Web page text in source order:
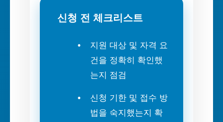
신청 전 체크리스트
지원 대상 및 자격 요
건을 정확히 확인했
는지 점검
신청 기한 및 접수 방
법을 숙지했는지 확